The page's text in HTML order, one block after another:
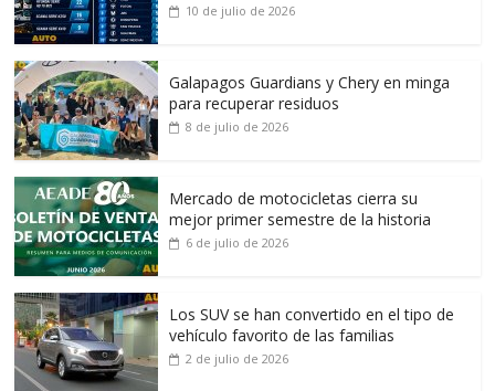
10 de julio de 2026
Galapagos Guardians y Chery en minga
para recuperar residuos
8 de julio de 2026
Mercado de motocicletas cierra su
mejor primer semestre de la historia
6 de julio de 2026
Los SUV se han convertido en el tipo de
vehículo favorito de las familias
2 de julio de 2026